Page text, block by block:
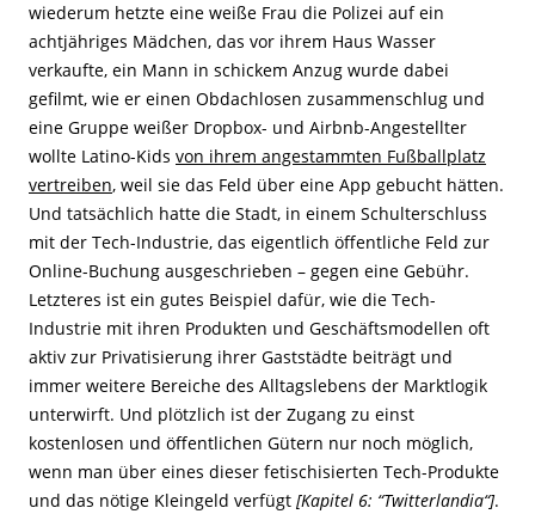
wiederum hetzte eine weiße Frau die Polizei auf ein
achtjähriges Mädchen, das vor ihrem Haus Wasser
verkaufte, ein Mann in schickem Anzug wurde dabei
gefilmt, wie er einen Obdachlosen zusammenschlug und
eine Gruppe weißer Dropbox- und Airbnb-Angestellter
wollte Latino-Kids von ihrem angestammten Fußballplatz
vertreiben, weil sie das Feld über eine App gebucht hätten.
Und tatsächlich hatte die Stadt, in einem Schulterschluss
mit der Tech-Industrie, das eigentlich öffentliche Feld zur
Online-Buchung ausgeschrieben – gegen eine Gebühr.
Letzteres ist ein gutes Beispiel dafür, wie die Tech-
Industrie mit ihren Produkten und Geschäftsmodellen oft
aktiv zur Privatisierung ihrer Gaststädte beiträgt und
immer weitere Bereiche des Alltagslebens der Marktlogik
unterwirft. Und plötzlich ist der Zugang zu einst
kostenlosen und öffentlichen Gütern nur noch möglich,
wenn man über eines dieser fetischisierten Tech-Produkte
und das nötige Kleingeld verfügt [Kapitel 6: “Twitterlandia“].